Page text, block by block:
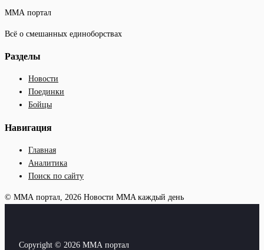
ММА портал
Всё о смешанных единоборствах
Разделы
Новости
Поединки
Бойцы
Навигация
Главная
Аналитика
Поиск по сайту
© ММА портал, 2026 Новости MMA каждый день
Copyright © 2026 ММА портал